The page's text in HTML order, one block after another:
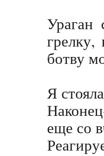
Ураган
ботву
Я
еще со